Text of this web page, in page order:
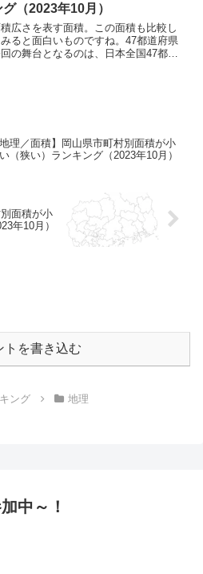
グ（2023年10月）
広さを表す面積。この面積も比較し
ると面白いものですね。47都道府県
の舞台となるのは、日本全国47都道
地理／面積】岡山県市町村別面積が小
（狭い）ランキング（2023年10月）
面積が小
年10月）
トを書き込む
ング 地理
中～！